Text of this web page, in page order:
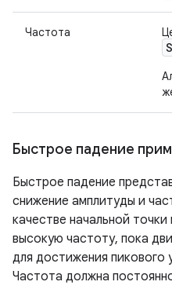
Частота
Быстрое падение
Быстрое падение
снижение амплитуды и
качестве начальной
высокую частоту, пока
для достижения пикового
Частота должна